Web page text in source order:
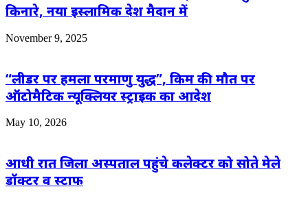
किनारे, नया इस्लामिक देश मैदान में
November 9, 2025
“लीडर पर हमला परमाणु युद्ध”, किम की मौत पर
ऑटोमैटिक न्यूक्लियर स्ट्राइक का आदेश
May 10, 2026
आधी रात जिला अस्पताल पहुंचे कलेक्टर को सोते मेले
डॉक्टर व स्टाफ